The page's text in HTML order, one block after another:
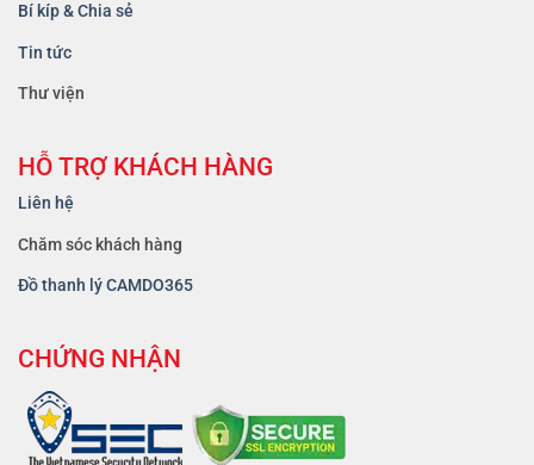
Bí kíp & Chia sẻ
Tin tức
Thư viện
HỖ TRỢ KHÁCH HÀNG
Liên hệ
Chăm sóc khách hàng
Đồ thanh lý CAMDO365
CHỨNG NHẬN